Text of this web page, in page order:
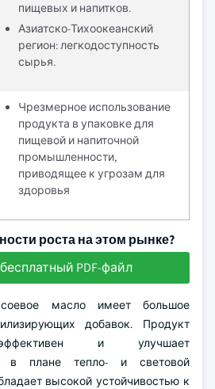
пищевых и напитков.
Азиатско-Тихоокеанский
регион: легкодоступность
сырья.
Чрезмерное использование
продукта в упаковке для
пищевой и напиточной
промышленности,
приводящее к угрозам для
здоровья
роста на этом рынке?
PDF-файл
соевое масло имеет большое
добавок. Продукт
и улучшает
в плане тепло- и световой
высокой устойчивостью к